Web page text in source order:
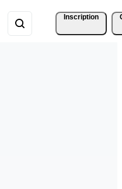
Inscription